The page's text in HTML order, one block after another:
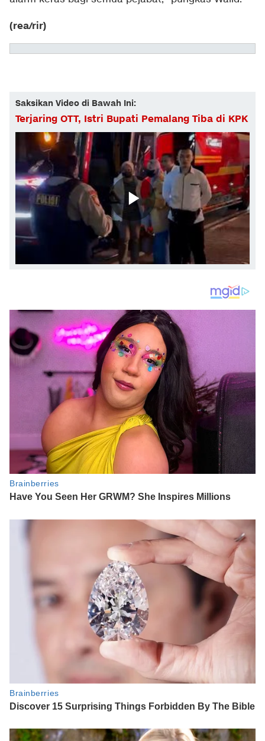
(rea/rir)
Saksikan Video di Bawah Ini:
Terjaring OTT, Istri Bupati Pemalang Tiba di KPK